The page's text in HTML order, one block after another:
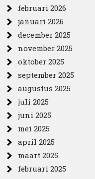
februari 2026
januari 2026
december 2025
november 2025
oktober 2025
september 2025
augustus 2025
juli 2025
juni 2025
mei 2025
april 2025
maart 2025
februari 2025